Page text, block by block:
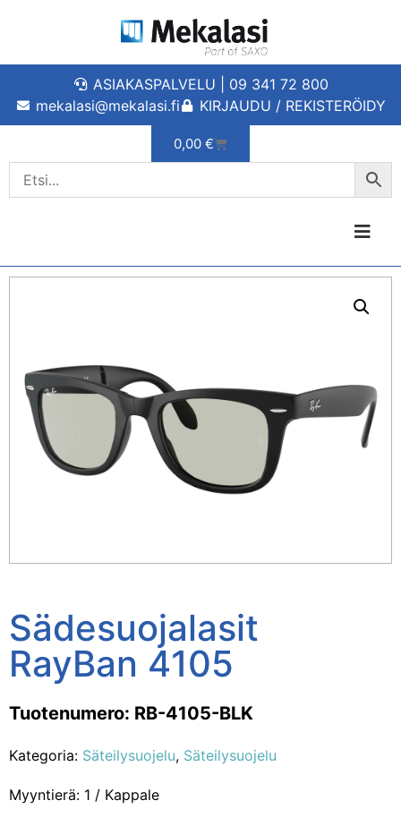
ASIAKASPALVELU | 09 341 72 800
mekalasi@mekalasi.fi
KIRJAUDU / REKISTERÖIDY
0,00 €
Sädesuojalasit
RayBan 4105
Tuotenumero: RB-4105-BLK
Kategoria: Säteilysuojelu, Säteilysuojelu
Myyntierä: 1 / Kappale